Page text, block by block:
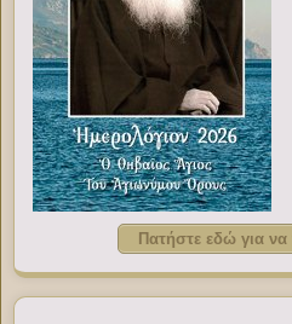
Πατήστε εδώ για να